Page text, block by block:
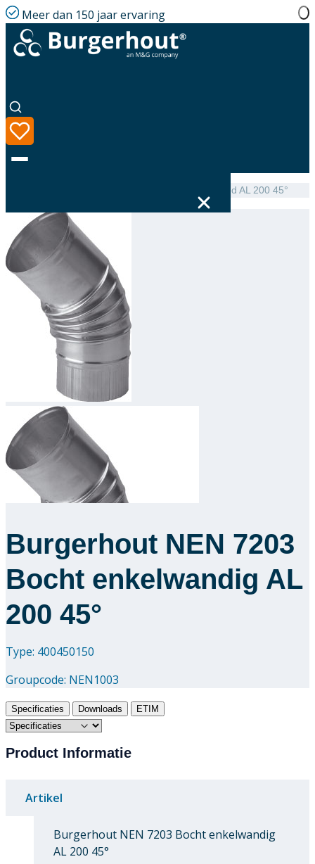
Meer dan 150 jaar ervaring
Taal
Assortiment
Oplossingen
Downloads
Academy
Over ons
Contact
NEN 7203 Elbow single-walled AL 200 45°
Burgerhout NEN 7203
Bocht enkelwandig AL
200 45°
Type: 400450150
Groupcode: NEN1003
Specificaties Downloads ETIM
Product Informatie
Artikel
Burgerhout NEN 7203 Bocht enkelwandig
AL 200 45°